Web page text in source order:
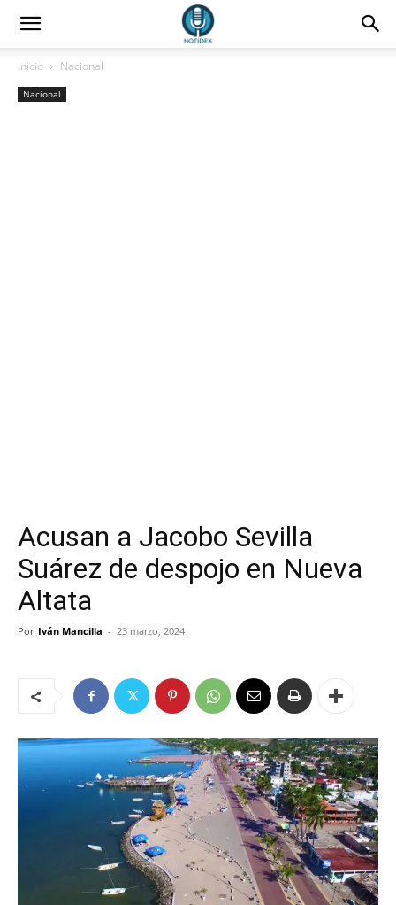
Inicio Nacional
Nacional
Acusan a Jacobo Sevilla
Suárez de despojo en Nueva
Altata
Por Iván Mancilla - 23 marzo, 2024